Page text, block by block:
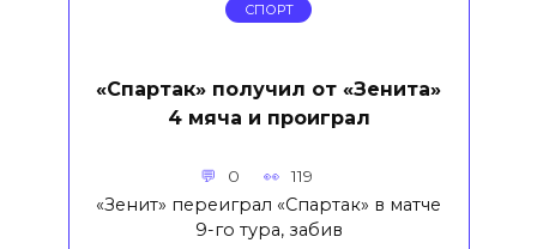
СПОРТ
«Спартак» получил от «Зенита»
4 мяча и проиграл
0 119
«Зенит» переиграл «Спартак» в матче
9-го тура, забив